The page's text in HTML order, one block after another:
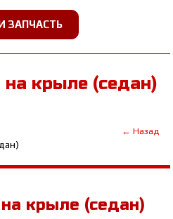
крыле (седан)
← Назад
крыле (седан)